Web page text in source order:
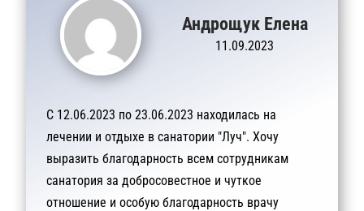
Андрощук Елена
11.09.2023
С 12.06.2023 по 23.06.2023 находилась на
лечении и отдыхе в санатории "Луч". Хочу
выразить благодарность всем сотрудникам
санатория за добросовестное и чуткое
отношение и особую благодарность врачу